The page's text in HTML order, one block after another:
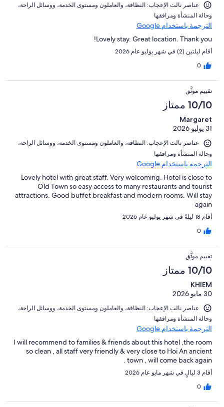
عناصر نالت الإعجاب: ⁦النظافة⁩، و⁦العاملون ومستوى الخدمة⁩، و⁦وسائل الراحة⁩،
و⁦حالة المنشأة ومرافقها⁩
الترجمة باستخدام Google
Lovely stay. Great location. Thank you!
أقام ليلتين (2) في شهر يوليو عام 2026
0
تقييم موثَّق
10/10 ممتاز
Margaret
31 يوليو 2026
عناصر نالت الإعجاب: ⁦النظافة⁩، و⁦العاملون ومستوى الخدمة⁩، و⁦وسائل الراحة⁩،
و⁦حالة المنشأة ومرافقها⁩
الترجمة باستخدام Google
Lovely hotel with great staff. Very welcoming. Hotel is close to
Old Town so easy access to many restaurants and tourist
attractions. Good buffet breakfast and modern rooms. Will stay
again
أقام 18 ليلةً في شهر يوليو عام 2026
0
تقييم موثَّق
10/10 ممتاز
KHIEM
30 مايو 2026
عناصر نالت الإعجاب: ⁦النظافة⁩، و⁦العاملون ومستوى الخدمة⁩، و⁦وسائل الراحة⁩،
و⁦حالة المنشأة ومرافقها⁩
الترجمة باستخدام Google
I will recommend to families & friends about this hotel ,the room
so clean , all staff very friendly & very close to Hoi An ancient
town , will come back again .
أقام 3 ليالٍ في شهر مايو عام 2026
0